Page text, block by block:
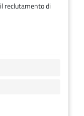
reclutamento di